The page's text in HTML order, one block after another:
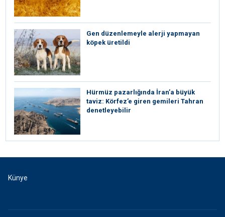
Gen düzenlemeyle alerji yapmayan
köpek üretildi
Hürmüz pazarlığında İran’a büyük
taviz: Körfez’e giren gemileri Tahran
denetleyebilir
Künye